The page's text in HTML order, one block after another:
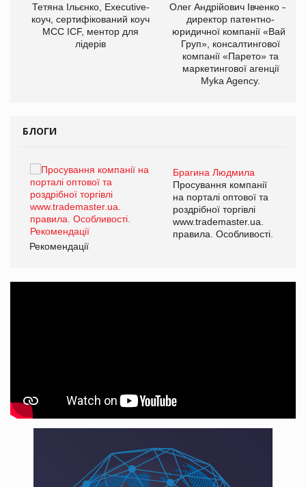
Тетяна Ільєнко, Executive-
коуч, сертифікований коуч
МСС ICF, ментор для
лідерів
Олег Андрійович Івченко —
директор патентно-
юридичної компанії «Вайз
Груп», консалтингової
компанії «Парето» та
маркетингової агенції
Myka Agency.
БЛОГИ
Брагина Людмила
Просування компанії
на порталі оптової та
роздрібної торгівлі
www.trademaster.ua.
правила. Особливості.
Рекомендації